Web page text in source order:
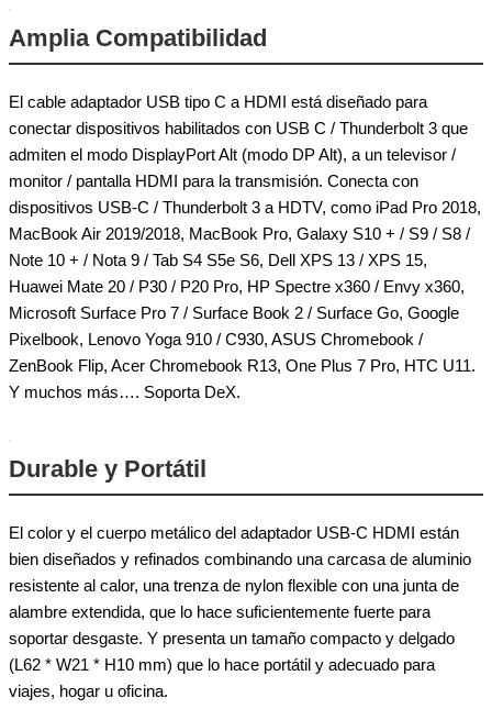
Amplia Compatibilidad
El cable adaptador USB tipo C a HDMI está diseñado para
conectar dispositivos habilitados con USB C / Thunderbolt 3 que
admiten el modo DisplayPort Alt (modo DP Alt), a un televisor /
monitor / pantalla HDMI para la transmisión. Conecta con
dispositivos USB-C / Thunderbolt 3 a HDTV, como iPad Pro 2018,
MacBook Air 2019/2018, MacBook Pro, Galaxy S10 + / S9 / S8 /
Note 10 + / Nota 9 / Tab S4 S5e S6, Dell XPS 13 / XPS 15,
Huawei Mate 20 / P30 / P20 Pro, HP Spectre x360 / Envy x360,
Microsoft Surface Pro 7 / Surface Book 2 / Surface Go, Google
Pixelbook, Lenovo Yoga 910 / C930, ASUS Chromebook /
ZenBook Flip, Acer Chromebook R13, One Plus 7 Pro, HTC U11.
Y muchos más…. Soporta DeX.
Durable y Portátil
El color y el cuerpo metálico del adaptador USB-C HDMI están
bien diseñados y refinados combinando una carcasa de aluminio
resistente al calor, una trenza de nylon flexible con una junta de
alambre extendida, que lo hace suficientemente fuerte para
soportar desgaste. Y presenta un tamaño compacto y delgado
(L62 * W21 * H10 mm) que lo hace portátil y adecuado para
viajes, hogar u oficina.